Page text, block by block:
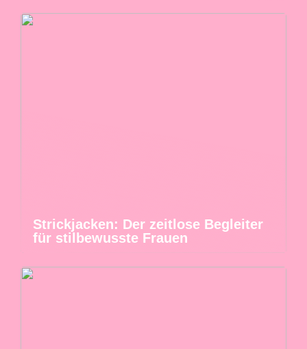
Strickjacken: Der zeitlose Begleiter
für stilbewusste Frauen